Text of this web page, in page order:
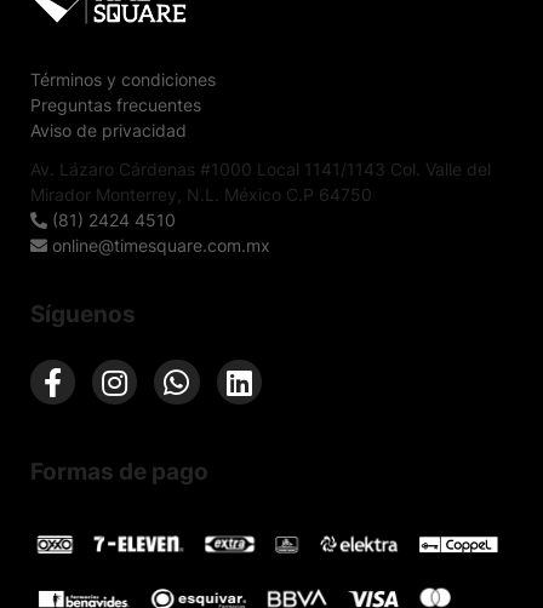
Términos y condiciones
Preguntas frecuentes
Aviso de privacidad
Av. Lázaro Cárdenas #1000 Local 1141/1143 Col. Valle del
Mirador Monterrey, N.L. México C.P 64750
(81) 2424 4510
online@timesquare.com.mx
Síguenos
Formas de pago